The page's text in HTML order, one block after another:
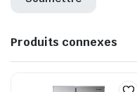
Produits connexes